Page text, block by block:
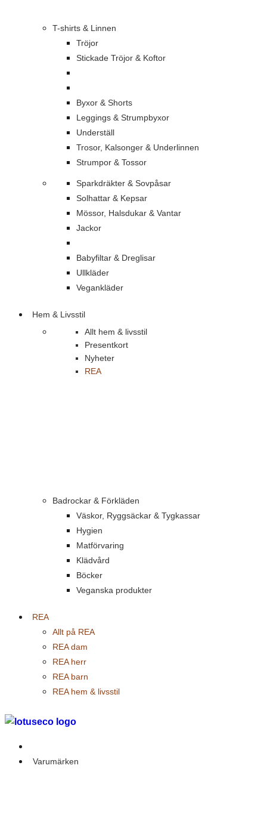
T-shirts & Linnen
Tröjor
Stickade Tröjor & Koftor
Byxor & Shorts
Leggings & Strumpbyxor
Underställ
Trosor, Kalsonger & Underlinnen
Strumpor & Tossor
Sparkdräkter & Sovpåsar
Solhattar & Kepsar
Mössor, Halsdukar & Vantar
Jackor
Babyfiltar & Dreglisar
Ullkläder
Vegankläder
Hem & Livsstil
Allt hem & livsstil
Presentkort
Nyheter
REA
Badrockar & Förkläden
Väskor, Ryggsäckar & Tygkassar
Hygien
Matförvaring
Klädvård
Böcker
Veganska produkter
REA
Allt på REA
REA dam
REA herr
REA barn
REA hem & livsstil
Varumärken